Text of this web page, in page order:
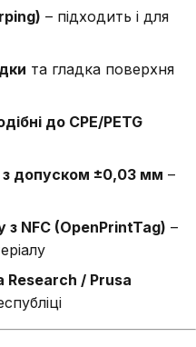
– підходить і для
та гладка поверхня
до CPE/PETG
допуском ±0,03 мм –
NFC (OpenPrintTag) –
Research / Prusa